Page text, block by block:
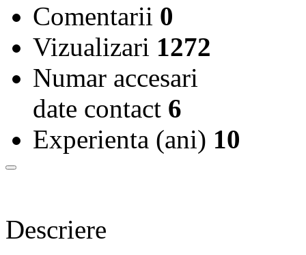
Comentarii 0
Vizualizari 1272
Numar accesari
date contact 6
Experienta (ani) 10
Descriere